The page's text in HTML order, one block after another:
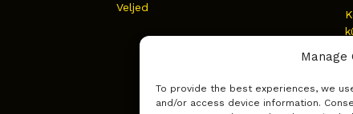
Manage
To provide the best experiences, we
and/or access device information.
Veljed